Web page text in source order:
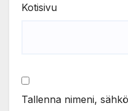
Kotisivu
Tallenna nimeni,